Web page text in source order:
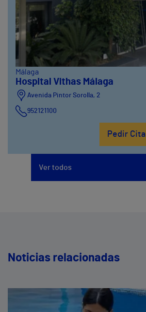
Málaga
Hospital Vithas Málaga
Avenida Pintor Sorolla, 2
952121100
Pedir Cita
Ver todos
Noticias relacionadas